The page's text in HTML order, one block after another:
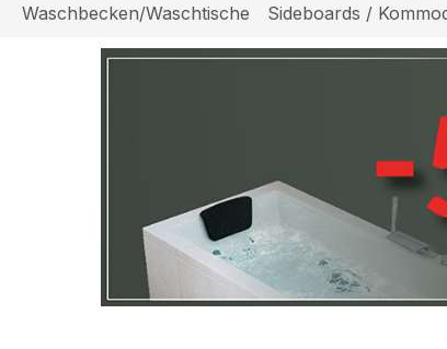
Waschbecken/Waschtische
Sideboards /